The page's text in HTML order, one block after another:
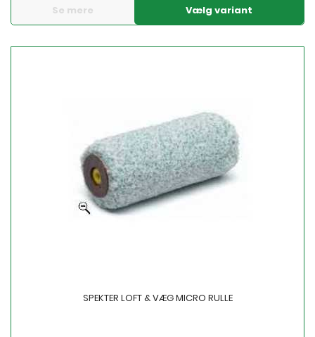
Se mere Vælg variant
SPEKTER LOFT & VÆG MICRO RULLE